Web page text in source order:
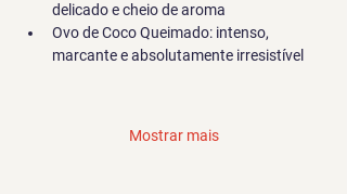
delicado e cheio de aroma
Ovo de Coco Queimado: intenso,
marcante e absolutamente irresistível
Mostrar mais